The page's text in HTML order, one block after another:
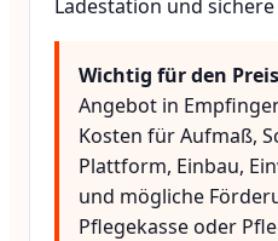
Ladestation und
Wichtig für den
Angebot in
Kosten für Aufmaß,
Plattform, Einbau,
und mögliche
Pflegekasse oder